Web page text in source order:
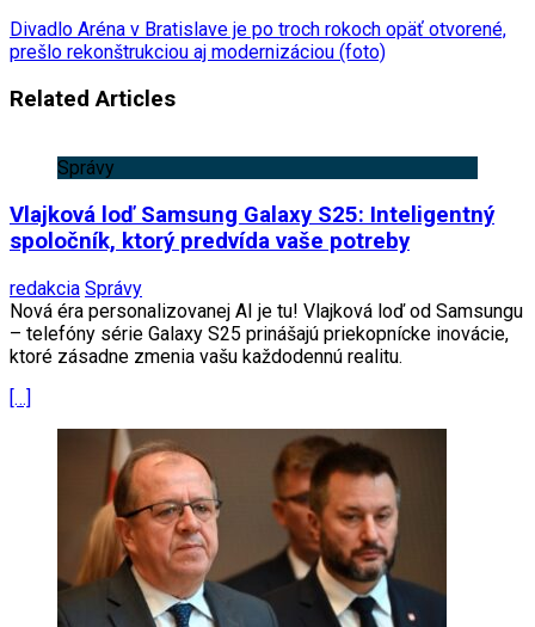
Divadlo Aréna v Bratislave je po troch rokoch opäť otvorené,
prešlo rekonštrukciou aj modernizáciou (foto)
Related Articles
Správy
Vlajková loď Samsung Galaxy S25: Inteligentný
spoločník, ktorý predvída vaše potreby
redakcia Správy
Nová éra personalizovanej AI je tu! Vlajková loď od Samsungu
– telefóny série Galaxy S25 prinášajú priekopnícke inovácie,
ktoré zásadne zmenia vašu každodennú realitu.
[…]